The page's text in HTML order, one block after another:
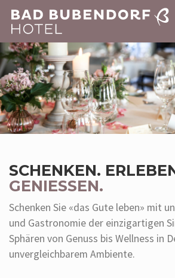
SCHENKEN.
GENIESSEN.
Schenken Sie «das Gute leben» mit
und Gastronomie der einzigartigen
Sphären von Genuss bis Wellness in
unvergleichbarem Ambiente.